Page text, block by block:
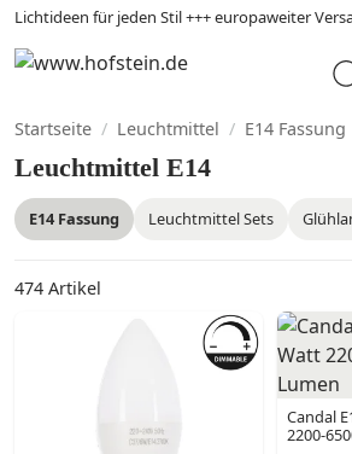
Lichtideen für jeden Stil +++ europaweiter
Startseite / Leuchtmittel / E14 Fassung
Leuchtmittel E14
Leuchtmittel Sets
E14 Fassung
474 Artikel
Candal
2200-